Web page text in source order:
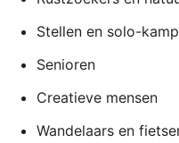
Stellen en solo-
Senioren
Creatieve mensen
Wandelaars en